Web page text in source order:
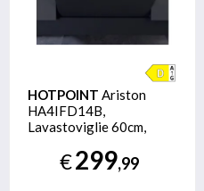
HOTPOINT Ariston
HA4IFD14B,
Lavastoviglie 60cm,
46dBA
€299,99